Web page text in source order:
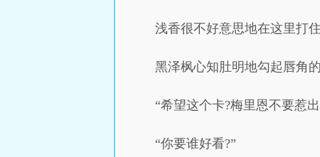
浅香很不好意思地在这里打
黑泽枫心知肚明地勾起唇角
“希望这个卡?梅里恩不要惹
“你要谁好看?”